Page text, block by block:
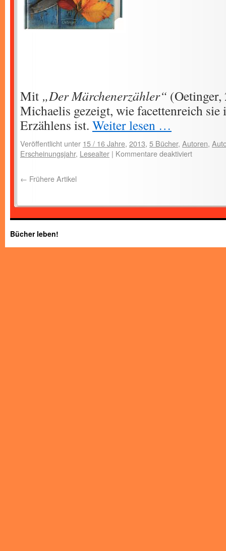
Mit „Der Märchenerzähler“
Michaelis gezeigt, wie facettenreich sie
Erzählens ist. Weiter lesen …
Veröffentlicht unter 15 / 16 Jahre, 2013, 5 Bücher, Autoren,
Erscheinungsjahr, Lesealter | Kommentare deaktiviert
← Frühere Artikel
Bücher leben!